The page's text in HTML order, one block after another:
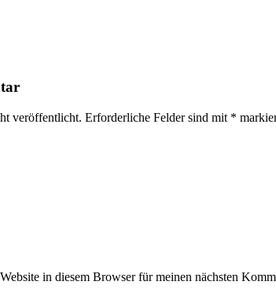
veröffentlicht. Erforderliche Felder sind mit *
in diesem Browser für meinen nächsten